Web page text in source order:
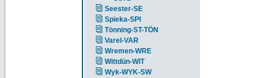
Seester-SE
Spieka-SPI
Tönning-ST-TÖN
Varel-VAR
Wremen-WRE
Wittdün-WIT
Wyk-WYK-SW